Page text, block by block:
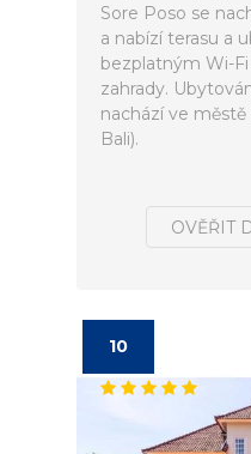
Sore Poso se
a nabízí terasu a
bezplatným Wi-
zahrady.
nachází ve
Bali).
OVĚŘIT
10